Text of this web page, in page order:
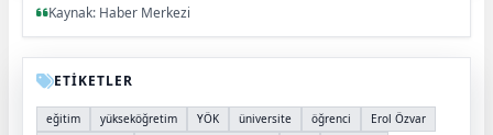
Kaynak: Haber Merkezi
ETİKETLER
eğitim yükseköğretim YÖK üniversite öğrenci
Erol Özvar